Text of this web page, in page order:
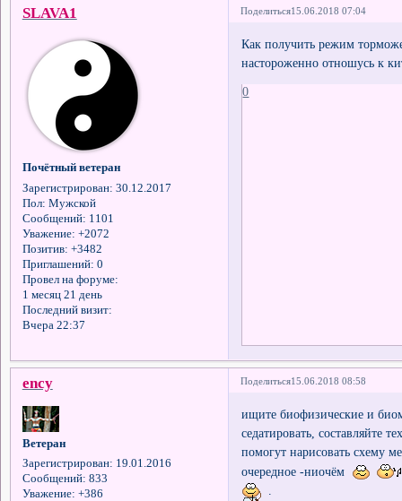
Поделиться15.06.2018 07:04
SLAVA1
Почётный ветеран
Зарегистрирован: 30.12.2017
Пол: Мужской
Сообщений: 1101
Уважение: +2072
Позитив: +3482
Приглашений: 0
Провел на форуме:
1 месяц 21 день
Последний визит:
Вчера 22:37
Как получить режим
настороженно отношусь к
0
Поделиться15.06.2018 08:58
ency
Ветеран
Зарегистрирован: 19.01.2016
Сообщений: 833
Уважение: +386
ищите биофизические и
седатировать, составляйте
помогут нарисовать схему
очередное -ниочём
.